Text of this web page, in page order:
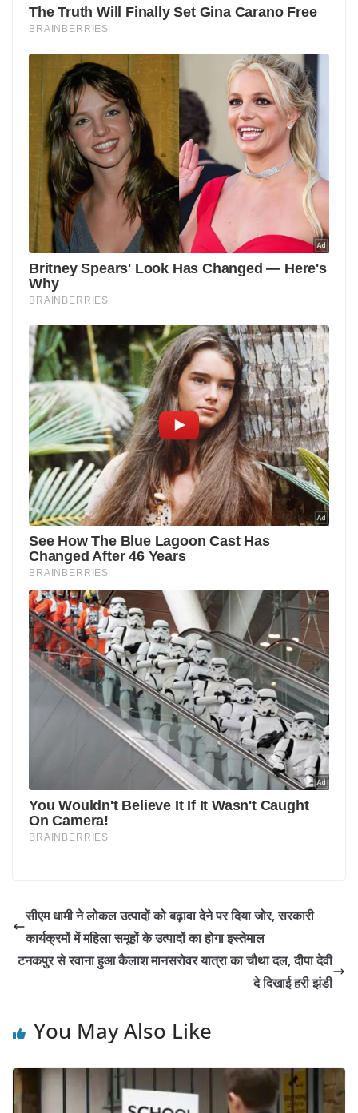
सीएम धामी ने लोकल उत्पादों को बढ़ावा देने पर दिया जोर, सरकारी
कार्यक्रमों में महिला समूहों के उत्पादों का होगा इस्तेमाल
टनकपुर से रवाना हुआ कैलाश मानसरोवर यात्रा का चौथा दल, दीपा देवी
दे दिखाई हरी झंडी
You May Also Like